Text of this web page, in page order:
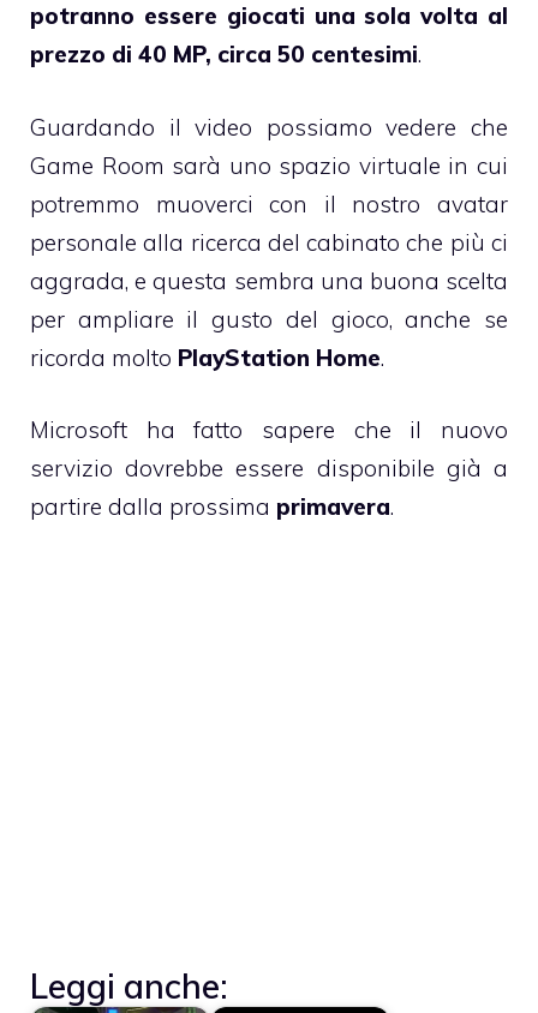
potranno essere giocati una sola volta al
prezzo di 40 MP, circa 50 centesimi.
Guardando il video possiamo vedere che
Game Room sarà uno spazio virtuale in cui
potremmo muoverci con il nostro avatar
personale alla ricerca del cabinato che più ci
aggrada, e questa sembra una buona scelta
per ampliare il gusto del gioco, anche se
ricorda molto PlayStation Home.
Microsoft ha fatto sapere che il nuovo
servizio dovrebbe essere disponibile già a
partire dalla prossima primavera.
Leggi anche: